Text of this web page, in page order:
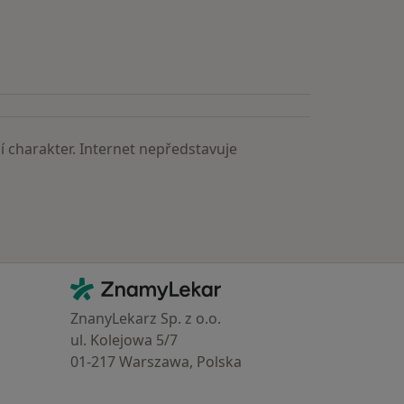
charakter. Internet nepředstavuje
Kontakt
ZnamyLekar - Hlavní stránka
ZnanyLekarz Sp. z o.o.
ul. Kolejowa 5/7
01-217 Warszawa, Polska